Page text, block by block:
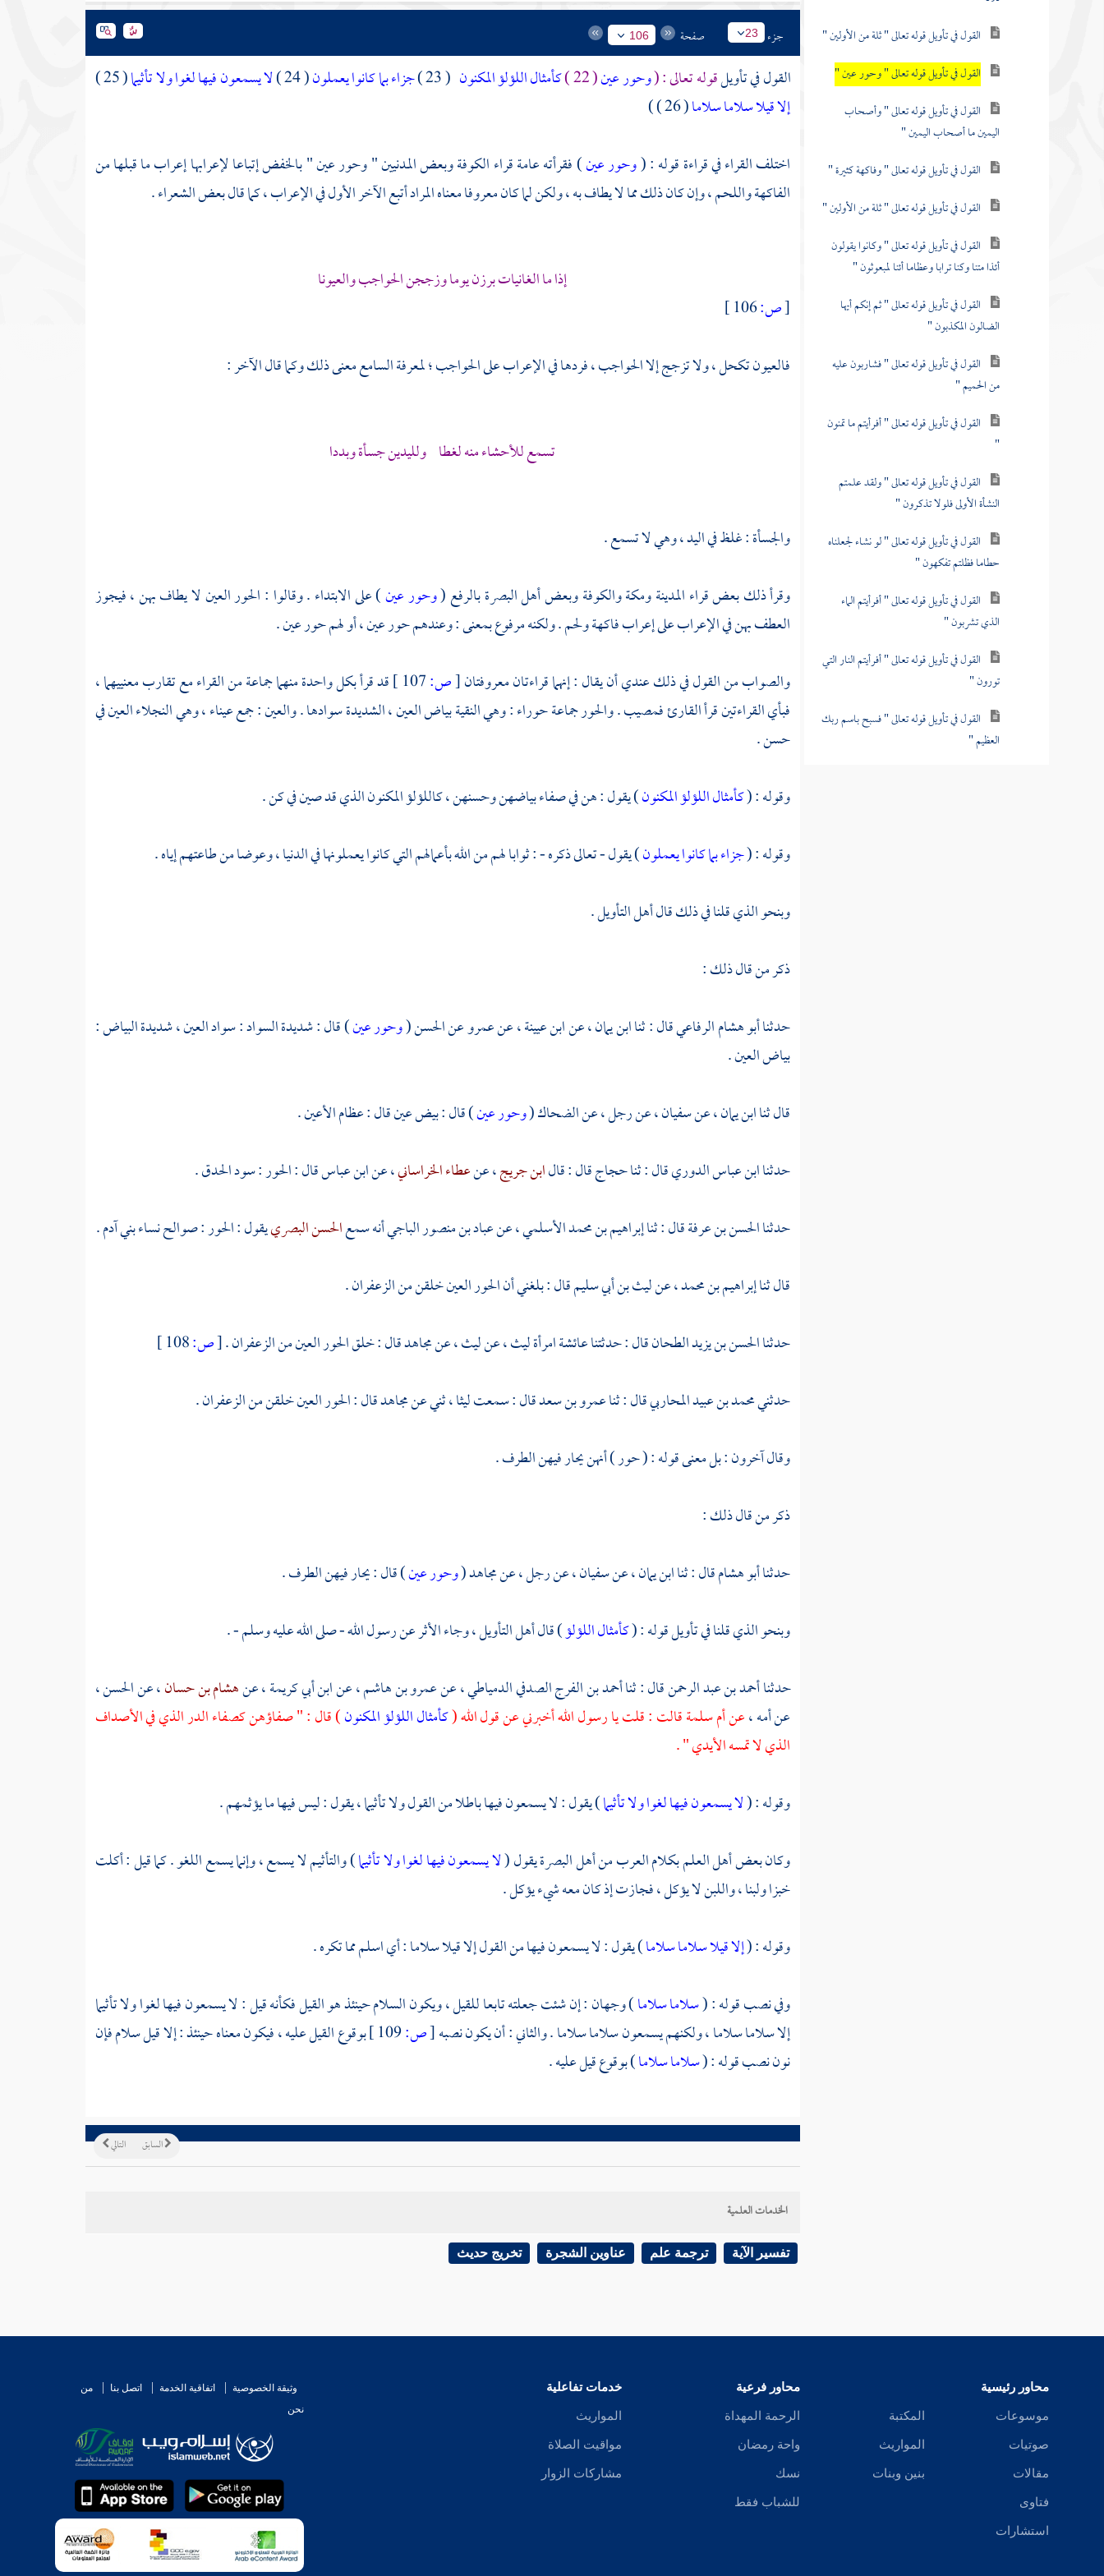
القول في تأويل قوله تعالى " ثلة من الأولين "
القول في تأويل قوله تعالى " وحور عين "
القول في تأويل قوله تعالى " وأصحاب
اليمين ما أصحاب اليمين "
القول في تأويل قوله تعالى " وفاكهة كثيرة "
القول في تأويل قوله تعالى " ثلة من الأولين "
القول في تأويل قوله تعالى " وكانوا يقولون
أئذا متنا وكنا ترابا وعظاما أئنا لمبعوثون "
القول في تأويل قوله تعالى " ثم إنكم أيها
الضالون المكذبون "
القول في تأويل قوله تعالى " فشاربون عليه
من الحميم "
القول في تأويل قوله تعالى " أفرأيتم ما تمنون
"
القول في تأويل قوله تعالى " ولقد علمتم
النشأة الأولى فلولا تذكرون "
القول في تأويل قوله تعالى " لو نشاء لجعلناه
حطاما فظلتم تفكهون "
القول في تأويل قوله تعالى " أفرأيتم الماء
الذي تشربون "
القول في تأويل قوله تعالى " أفرأيتم النار التي
تورون "
القول في تأويل قوله تعالى " فسبح باسم ربك
العظيم "
تفسير سورة الضحى
تفسير سورة الشرح
تفسير سورة القدر
جزء 23 صفحة 106
القول في تأويلقوله تعالى : (وحور عين( 22 ) كأمثال اللؤلؤ المكنون ( 23 ) جزاء بما كانوا يعملون( 24 ) لا يسمعون فيها لغوا ولا تأثيما( 25 )
إلا قيلا سلاما سلاما( 26 ) )
اختلف القراء في قراءة قوله : (وحور عين) فقرأته عامة قراءالكوفةوبعض المدنيين " وحور عين " بالخفض إتباعا لإعرابها إعراب ما قبلها من
الفاكهة واللحم ، وإن كان ذلك مما لا يطاف به ، ولكن لما كان معروفا معناه المراد أتبع الآخر الأول في الإعراب ، كما قال بعض الشعراء .
إذا ما الغانيات برزن يوما وزججن الحواجب والعيونا
[ص:
فالعيون تكحل ، ولا تزجج إلا الحواجب ، فردها في الإعراب على الحواجب ؛ لمعرفة السامع معنى ذلك وكما قال الآخر :
تسمع للأحشاء منه لغطا ولليدين جسأة وبددا
والجسأة : غلظ في اليد ، وهي لا تسمع .
وقرأ ذلك بعض قراءالمدينةومكةوالكوفةوبعضأهل البصرةبالرفع (وحور عين) على الابتداء . وقالوا : الحور العين لا يطاف بهن ، فيجوز
العطف بهن في الإعراب على إعراب فاكهة ولحم . ولكنه مرفوع بمعنى : وعندهم حور عين ، أو لهم حور عين .
والصواب من القول في ذلك عندي أن يقال : إنهما قراءتان معروفتان[ص:
قد قرأ بكل واحدة منهما جماعة من القراء مع تقارب معنييهما ،
فبأي القراءتين قرأ القارئ فمصيب . والحور جماعة حوراء : وهي النقية بياض العين ، الشديدة سوادها . والعين : جمع عيناء ، وهي النجلاء العين في
حسن .
وقوله : (كأمثال اللؤلؤ المكنون) يقول : هن في صفاء بياضهن وحسنهن ، كاللؤلؤ المكنون الذي قد صين في كن .
وقوله : (جزاء بما كانوا يعملون) يقول - تعالى ذكره - : ثوابا لهم من الله بأعمالهم التي كانوا يعملونها في الدنيا ، وعوضا من طاعتهم إياه .
وبنحو الذي قلنا في ذلك قال أهل التأويل .
ذكر من قال ذلك :
حدثناأبو هشام الرفاعيقال : ثناابن يمان، عنابن عيينة، عنعمروعنالحسن(وحور عين) قال : شديدة السواد : سواد العين ، شديدة البياض :
بياض العين .
قال ثناابن يمان، عنسفيان، عن رجل ، عنالضحاك(وحور عين) قال : بيض عين قال : عظام الأعين .
حدثناابن عباس الدوريقال : ثناحجاجقال : قالابن جريج، عنعطاء الخراساني، عنابن عباسقال : الحور : سود الحدق .
حدثناالحسن بن عرفةقال : ثناإبراهيم بن محمد الأسلمي، عنعباد بن منصور الباجيأنه سمعالحسن البصرييقول : الحور : صوالح نساء بنيآدم.
قال ثناإبراهيم بن محمد، عنليث بن أبي سليمقال : بلغني أن الحور العين خلقن من الزعفران .
حدثناالحسن بن يزيد الطحانقال : حدثتناعائشة امرأة ليث ،عنليث، عنمجاهدقال : خلق الحور العين من الزعفران .[ص:
حدثنيمحمد بن عبيد المحاربيقال : ثناعمرو بن سعدقال : سمعتليثا، ثني عنمجاهدقال : الحور العين خلقن من الزعفران .
وقال آخرون : بل معنى قوله : ( حور ) أنهن يحار فيهن الطرف .
ذكر من قال ذلك :
حدثناأبو هشامقال : ثناابن يمان، عنسفيان، عن رجل ، عنمجاهد(وحور عين) قال : يحار فيهن الطرف .
وبنحو الذي قلنا في تأويل قوله : (كأمثال اللؤلؤ) قال أهل التأويل ، وجاء الأثر عن رسول الله - صلى الله عليه وسلم - .
حدثناأحمد بن عبد الرحمنقال : ثناأحمد بن الفرج الصدفي الدمياطي، عنعمرو بن هاشم، عنابن أبي كريمة، عنهشام بن حسان، عنالحسن،
عن أمه ،عنأم سلمةقالت : قلت يا رسول الله أخبرني عن قول الله (كأمثال اللؤلؤ المكنون) قال : " صفاؤهن كصفاء الدر الذي في الأصداف
الذي لا تمسه الأيدي " .
وقوله : (لا يسمعون فيها لغوا ولا تأثيما) يقول : لا يسمعون فيها باطلا من القول ولا تأثيما ، يقول : ليس فيها ما يؤثمهم .
وكان بعض أهل العلم بكلام العرب منأهل البصرةيقول (لا يسمعون فيها لغوا ولا تأثيما) والتأثيم لا يسمع ، وإنما يسمع اللغو . كما قيل : أكلت
خبزا ولبنا ، واللبن لا يؤكل ، فجازت إذ كان معه شيء يؤكل .
وقوله : (إلا قيلا سلاما سلاما) يقول : لا يسمعون فيها من القول إلا قيلا سلاما : أي اسلم مما تكره .
وفي نصب قوله : (سلاما سلاما) وجهان : إن شئت جعلته تابعا للقيل ، ويكون السلام حينئذ هو القيل فكأنه قيل : لا يسمعون فيها لغوا ولا تأثيما
إلا سلاما سلاما ، ولكنهم يسمعون سلاما سلاما . والثاني : أن يكون نصبه[ص:
بوقوع القيل عليه ، فيكون معناه حينئذ : إلا قيل سلام فإن
نون نصب قوله : (سلاما سلاما) بوقوع قيل عليه .
التالي السابق
الخدمات العلمية
تفسير الآية ترجمة علم عناوين الشجرة تخريج حديث
محاور رئيسية
موسوعات
صوتيات
مقالات
فتاوى
استشارات
المكتبة
المواريث
بنين وبنات
محاور فرعية
الرحمة المهداة
واحة رمضان
نسك
للشباب فقط
خدمات تفاعلية
المواريث
مواقيت الصلاة
مشاركات الزوار
وثيقة الخصوصية اتفاقية الخدمة اتصل بنا
من
نحن